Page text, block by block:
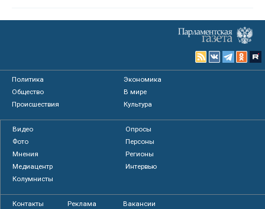
Политика
Экономика
Общество
В мире
Происшествия
Культура
Видео
Опросы
Фото
Персоны
Мнения
Регионы
Медиацентр
Интервью
Колумнисты
Контакты Реклама Вакансии